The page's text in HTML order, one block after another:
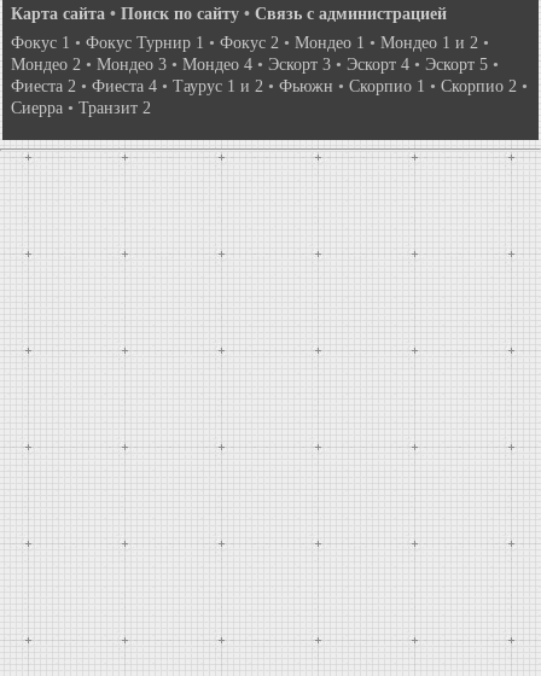
Карта сайта • Поиск по сайту • Связь с администрацией
Фокус 1 • Фокус Турнир 1 • Фокус 2 • Мондео 1 • Мондео 1 и 2 •
Мондео 2 • Мондео 3 • Мондео 4 • Эскорт 3 • Эскорт 4 • Эскорт 5 •
Фиеста 2 • Фиеста 4 • Таурус 1 и 2 • Фьюжн • Скорпио 1 • Скорпио 2 •
Сиерра • Транзит 2